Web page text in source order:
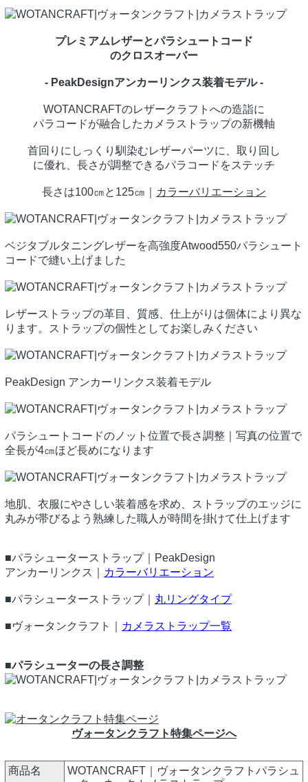
プレミアムレザーとパラシュートコード
のクロスオーバー
- PeakDesignアンカーリンクス装着モデル -
WOTANCRAFTのレザークラフトへの造詣に
パラコードが融合したカメラストラップの新機軸
首回りにしっくり馴染むレザーパーツに、取り回し
に優れ、長さが調整できるパラコードをステッチ
長さは100㎝と125㎝｜ カラーバリエーション
ベジタブルタニングレザーを高強度Atwood550パラシュート
コードで縫い上げました
レザーストラップの革目、質感、仕上がりは個体により異な
ります。ストラップの個性としてお楽しみください
PeakDesign アンカーリンクス装着モデル
パラシュートコードのノット位置で長さ調整｜写真の位置で
全長が4㎝ほど長めになります
地肌、衣服にやさしい装着感を求め、ストラップのエッジに
丸みが帯びるよう熟練した職人が時間を掛けて仕上げます
■パラシューターストラップ｜PeakDesign
アンカーリンクス｜
カラーバリエーション
■パラシューターストラップ｜ 丸リングタイプ
■ヴォータンクラフト｜ カメラストラップ一覧
■パラシューターの長さ調整
ヴォータンクラフト特集ページへ
商品名
WOTANCRAFT｜ヴォータンクラフトパラシュ